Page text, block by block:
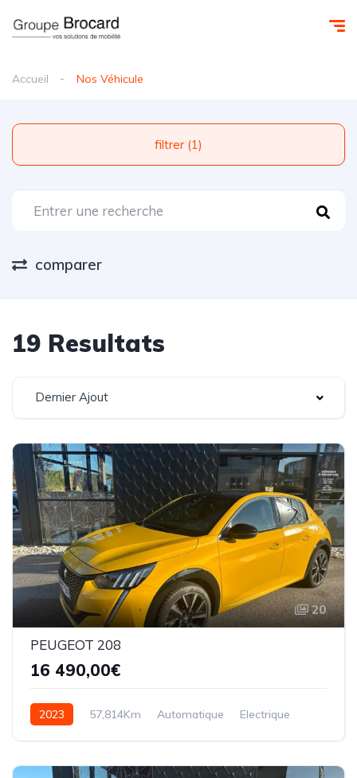
Accueil Nos Véhicule
filtrer (1)
comparer
19 Resultats
Dernier Ajout
20
PEUGEOT 208
16 490,00€
2023 57,814Km Automatique Electrique